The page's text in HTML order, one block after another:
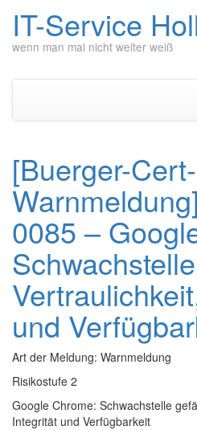
IT-Service
wenn man mal nicht weiter weiß
[Buerger-Cert-
0085 –
und
Art der Meldung: Warnmeldung
Risikostufe 2
Google Chrome: Schwachstelle
Integrität und Verfügbarkeit